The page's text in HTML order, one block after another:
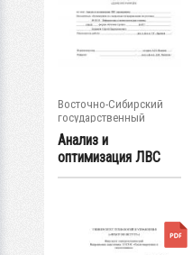
Восточно-Сибирский
государственный
университет...
Анализ и
оптимизация ЛВС
предприятия